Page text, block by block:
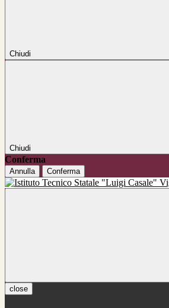
Chiudi
Chiudi
Conferma
Annulla Conferma
close